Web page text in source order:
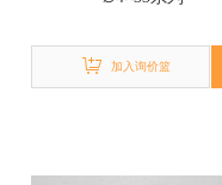
加入询价篮